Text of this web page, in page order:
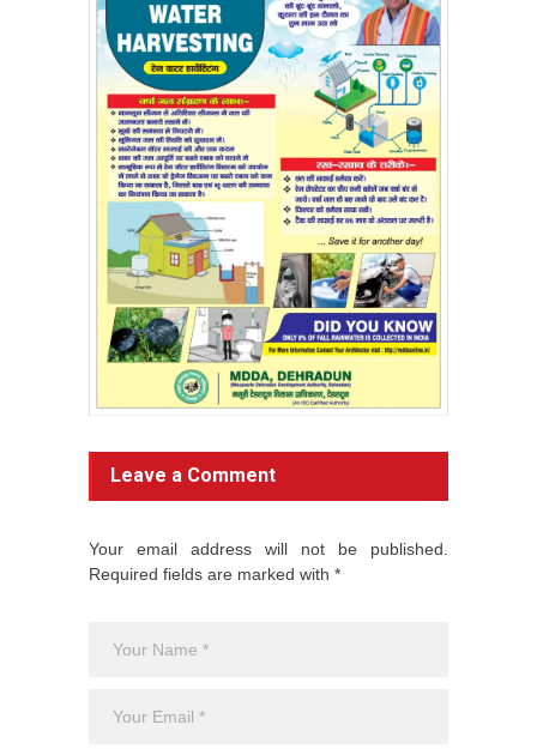
Leave a Comment
Your email address will not be published.
Required fields are marked with *